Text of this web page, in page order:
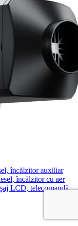
încălzitor auxiliar
încălzitor cu aer
LCD, telecomandă